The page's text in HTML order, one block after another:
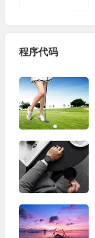
程序代码